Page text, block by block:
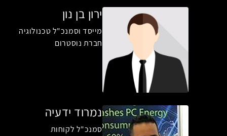
ירון בן נון
מייסד וסמנכ"ל טכנולוגיה
חברת נוסטרום
נמרוד ידעיה
סמנכ"ל לקוחות